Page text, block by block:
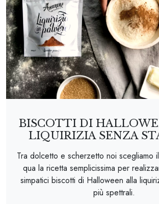
BISCOTTI DI
LIQUIRIZIA SENZA
Tra dolcetto e scherzetto noi scegliamo
qua la ricetta semplicissima per
simpatici biscotti di Halloween alla
più spettrali.